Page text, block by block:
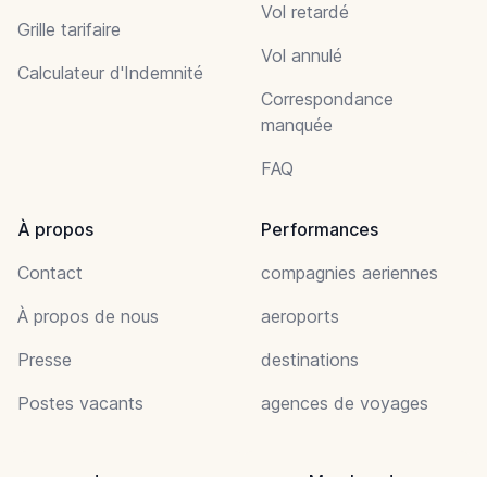
Grille tarifaire
Calculateur d'Indemnité
Vol retardé
Vol annulé
Correspondance
manquée
FAQ
À propos
Contact
À propos de nous
Presse
Postes vacants
Performances
compagnies aeriennes
aeroports
destinations
agences de voyages